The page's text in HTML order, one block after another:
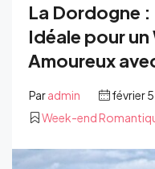
La Dordogne
Idéale pour
Amoureux
Paradmin
février
Week-end